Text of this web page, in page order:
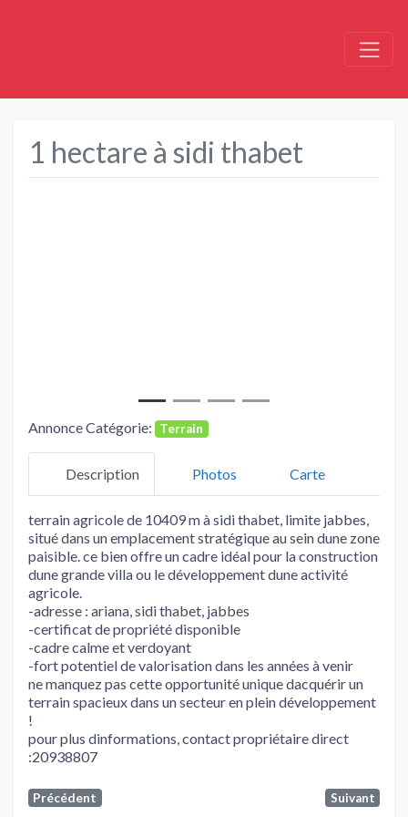
1 hectare à sidi thabet
Annonce Catégorie: Terrain
Description Photos Carte
terrain agricole de 10409 m à sidi thabet, limite jabbes,
situé dans un emplacement stratégique au sein dune zone
paisible. ce bien offre un cadre idéal pour la construction
dune grande villa ou le développement dune activité
agricole.
-adresse : ariana, sidi thabet, jabbes
-certificat de propriété disponible
-cadre calme et verdoyant
-fort potentiel de valorisation dans les années à venir
ne manquez pas cette opportunité unique dacquérir un
terrain spacieux dans un secteur en plein développement
!
pour plus dinformations, contact propriétaire direct
:20938807
Précédent Suivant